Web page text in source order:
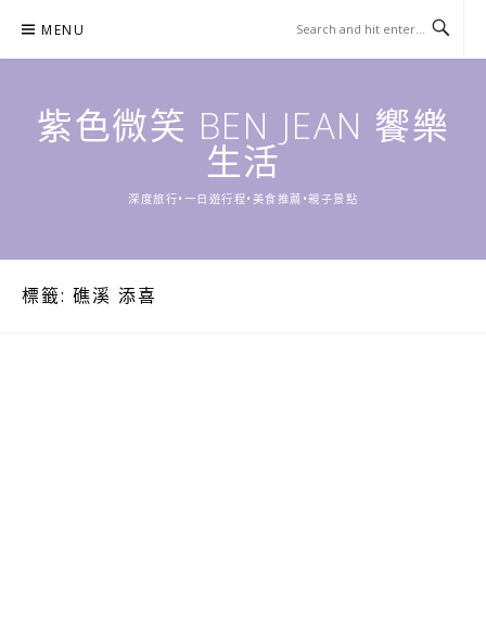
content
MENU
紫色微笑 BEN JEAN 饗樂
生活
深度旅行•一日遊行程•美食推薦•親子景點
標籤: 礁溪 添喜